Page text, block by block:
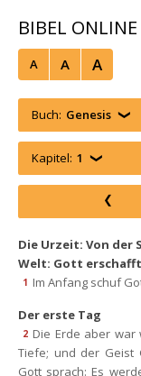
BIBEL ONLINE
A A A
Buch: Genesi
Kapitel: 1
Die Urzeit: Von der
Welt: Gott
1 Im Anfang schuf
Der erste Tag
2 Die Erde aber
Tiefe; und der Geist
Gott sprach: Es